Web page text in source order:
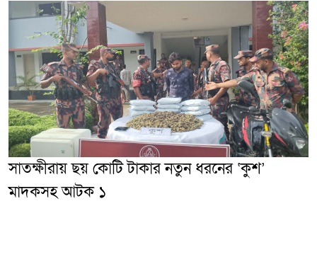
সাতক্ষীরায় ছয় কোটি টাকার নতুন ধরনের ‘কুশ’
মাদকসহ আটক ১